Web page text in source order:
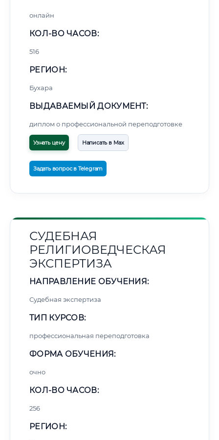
онлайн
КОЛ-ВО ЧАСОВ:
516
РЕГИОН:
Бухара
ВЫДАВАЕМЫЙ ДОКУМЕНТ:
диплом о профессиональной переподготовке
Узнать цену Написать в Max
Задать вопрос в Telegram
СУДЕБНАЯ
РЕЛИГИОВЕДЧЕСКАЯ
ЭКСПЕРТИЗА
НАПРАВЛЕНИЕ ОБУЧЕНИЯ:
Судебная экспертиза
ТИП КУРСОВ:
профессиональная переподготовка
ФОРМА ОБУЧЕНИЯ:
очно
КОЛ-ВО ЧАСОВ:
256
РЕГИОН: